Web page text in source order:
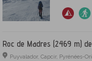
Roc de Madres (2469 m)
Puyvalador, Capcir, Pyrénées-